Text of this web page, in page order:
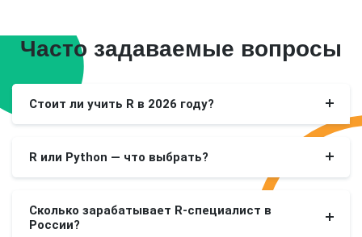
Часто задаваемые вопросы
Стоит ли учить R в 2026 году?
R или Python — что выбрать?
Сколько зарабатывает R-специалист в
России?